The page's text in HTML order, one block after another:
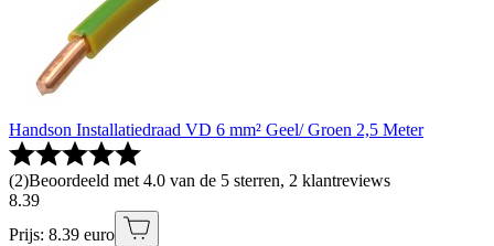
Handson Installatiedraad VD 6 mm² Geel/ Groen 2,5 Meter
(2)Beoordeeld met 4.0 van de 5 sterren, 2 klantreviews
8.39
Prijs: 8.39 euro